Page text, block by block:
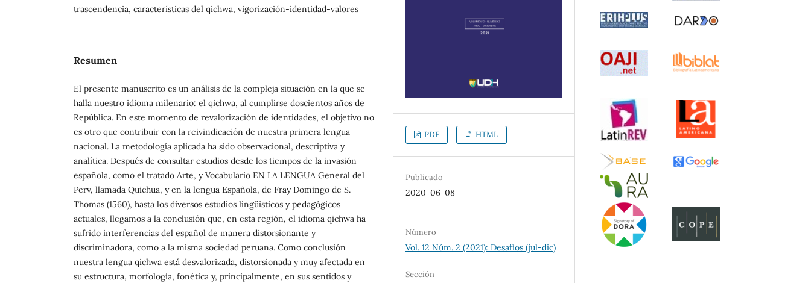
trascendencia, características del qichwa, vigorización-identidad-valores
Resumen
El presente manuscrito es un análisis de la compleja situación en la que se
halla nuestro idioma milenario: el qichwa, al cumplirse doscientos años de
República. En este momento de revalorización de identidades, el objetivo no
es otro que contribuir con la reivindicación de nuestra primera lengua
nacional. La metodología aplicada ha sido observacional, descriptiva y
analítica. Después de consultar estudios desde los tiempos de la invasión
española, como el tratado Arte, y Vocabulario EN LA LENGUA General del
Perv, llamada Quichua, y en la lengua Española, de Fray Domingo de S.
Thomas (1560), hasta los diversos estudios lingüísticos y pedagógicos
actuales, llegamos a la conclusión que, en esta región, el idioma qichwa ha
sufrido interferencias del español de manera distorsionante y
discriminadora, como a la misma sociedad peruana. Como conclusión
nuestra lengua qichwa está desvalorizada, distorsionada y muy afectada en
su estructura, morfología, fonética y, principalmente, en sus sentidos y
PDF HTML
Publicado
2020-06-08
Número
Vol. 12 Núm. 2 (2021): Desafíos (jul-dic)
Sección